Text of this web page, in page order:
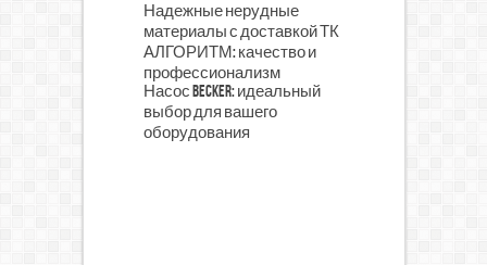
Надежные нерудные
материалы с доставкой ТК
АЛГОРИТМ: качество и
профессионализм
Насос Becker: идеальный
выбор для вашего
оборудования